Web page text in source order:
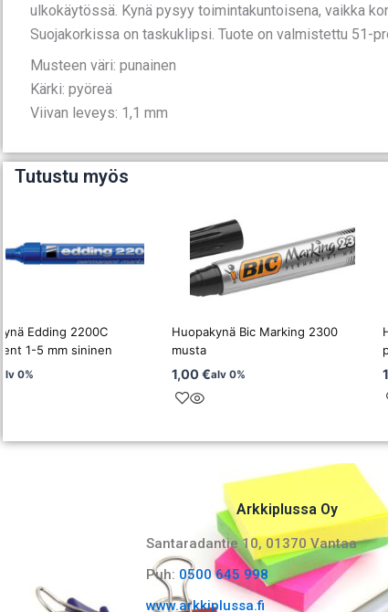
ulkokäytössä. Kynä pysyy toimintakuntoisena, vaikka
Suojakorkissa on taskuklipsi. Tuote on valmistettu 51-
Musteen väri: punainen
Kärki: pyöreä
Viivan leveys: 1,1 mm
Tutustu myös
Edding 2200C
1-5 mm sininen
0%
Huopakynä Bic Marking 2300
musta
1,00€alv 0%
Arkkiplussa Oy
Santaradantie 10, 01370 Vantaa​
Puh: 0500 645 998
www.arkkiplussa.fi